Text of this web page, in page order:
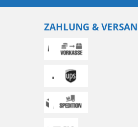
ZAHLUNG &